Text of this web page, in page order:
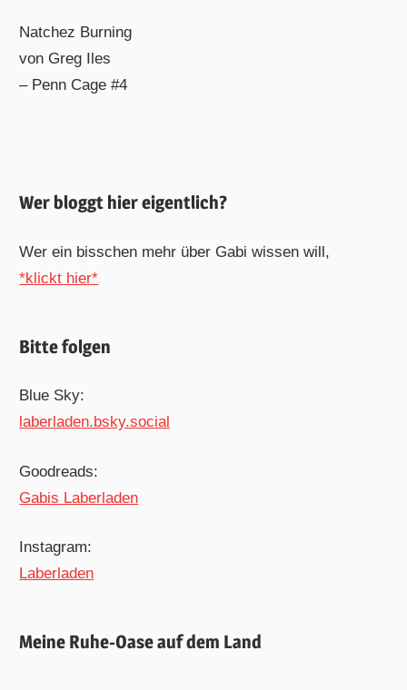
Natchez Burning
von Greg Iles
– Penn Cage #4
Wer bloggt hier eigentlich?
Wer ein bisschen mehr über Gabi wissen will,
*klickt hier*
Bitte folgen
Blue Sky:
laberladen.bsky.social
Goodreads:
Gabis Laberladen
Instagram:
Laberladen
Meine Ruhe-Oase auf dem Land